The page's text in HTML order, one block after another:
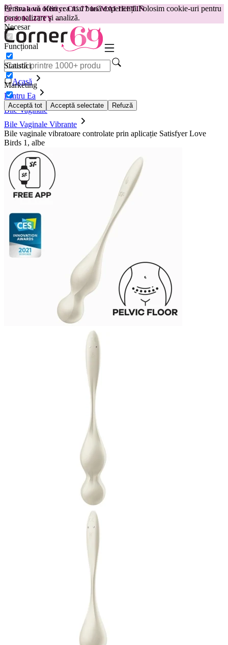
Pentru a vă oferi cea mai bună experiență.Folosim cookie-uri pentru
personalizare și analiză.
Necesar
Funcțional
Statistici
Marketing
Acceptă tot Acceptă selectate Refuză
😽Svakom Klitty: CU 77 lei MAI IEFTIN
Cod: KLITTY →
Acasă
Pentru Ea
Bile Vaginale
Bile Vaginale Vibrante
Bile vaginale vibratoare controlate prin aplicație Satisfyer Love
Birds 1, albe